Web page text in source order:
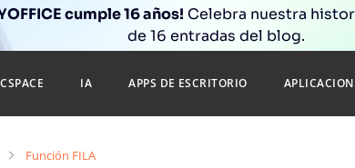
cumple 16 años! Celebra nuestra
de 16 entradas del blog.
IA APPS DE ESCRITORIO
Función FILA